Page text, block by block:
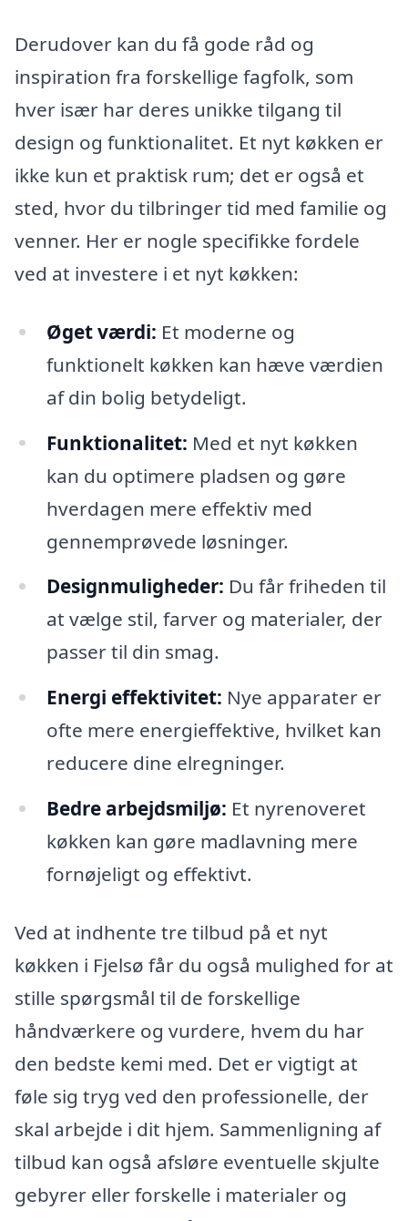
Derudover kan du få gode råd og
inspiration fra forskellige fagfolk, som
hver især har deres unikke tilgang til
design og funktionalitet. Et nyt køkken er
ikke kun et praktisk rum; det er også et
sted, hvor du tilbringer tid med familie og
venner. Her er nogle specifikke fordele
ved at investere i et nyt køkken:
Øget værdi: Et moderne og
funktionelt køkken kan hæve værdien
af din bolig betydeligt.
Funktionalitet: Med et nyt køkken
kan du optimere pladsen og gøre
hverdagen mere effektiv med
gennemprøvede løsninger.
Designmuligheder: Du får friheden til
at vælge stil, farver og materialer, der
passer til din smag.
Energi effektivitet: Nye apparater er
ofte mere energieffektive, hvilket kan
reducere dine elregninger.
Bedre arbejdsmiljø: Et nyrenoveret
køkken kan gøre madlavning mere
fornøjeligt og effektivt.
Ved at indhente tre tilbud på et nyt
køkken i Fjelsø får du også mulighed for at
stille spørgsmål til de forskellige
håndværkere og vurdere, hvem du har
den bedste kemi med. Det er vigtigt at
føle sig tryg ved den professionelle, der
skal arbejde i dit hjem. Sammenligning af
tilbud kan også afsløre eventuelle skjulte
gebyrer eller forskelle i materialer og